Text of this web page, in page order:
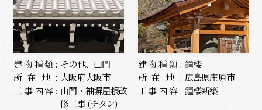
建物種類: その他、山門
所在地: 大阪府大阪市
工事内容: 山門・袖塀屋根改
修工事 (チタン)
建物種類: 鐘楼
所在地: 広島県庄原市
工事内容: 鐘楼新築